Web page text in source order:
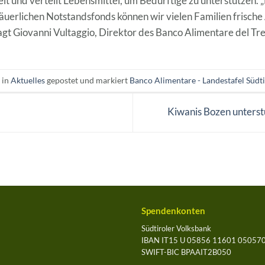
Notstandsfonds können wir vielen Familien
Giovanni Vultaggio, Direktor des Banco Alimentare del
in Aktuellesgepostet und markiert Banco Alimentare - Landestafel
Kiwanis Bozen
Spendenkonten
Südtiroler Volksbank
IBAN IT15 U 05856 11601
SWIFT-BIC BPAAIT2B050